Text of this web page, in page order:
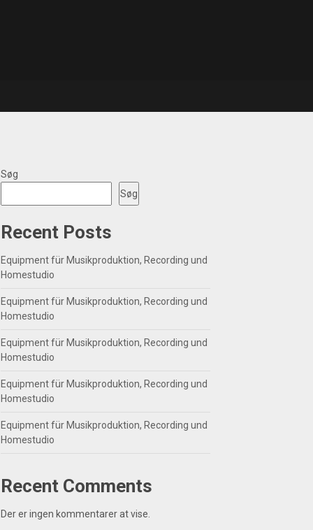
Søg
Søg
Recent Posts
Equipment für Musikproduktion, Recording und
Homestudio
Equipment für Musikproduktion, Recording und
Homestudio
Equipment für Musikproduktion, Recording und
Homestudio
Equipment für Musikproduktion, Recording und
Homestudio
Equipment für Musikproduktion, Recording und
Homestudio
Recent Comments
Der er ingen kommentarer at vise.